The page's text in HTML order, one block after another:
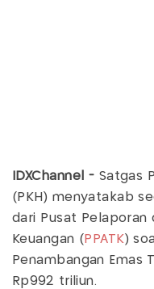
IDXChannel - Satgas
(PKH) menyatakab
dari Pusat Pelaporan
Keuangan ( PPATK )
Penambangan Emas
Rp992 triliun.